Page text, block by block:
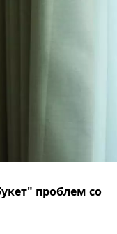
проблем со